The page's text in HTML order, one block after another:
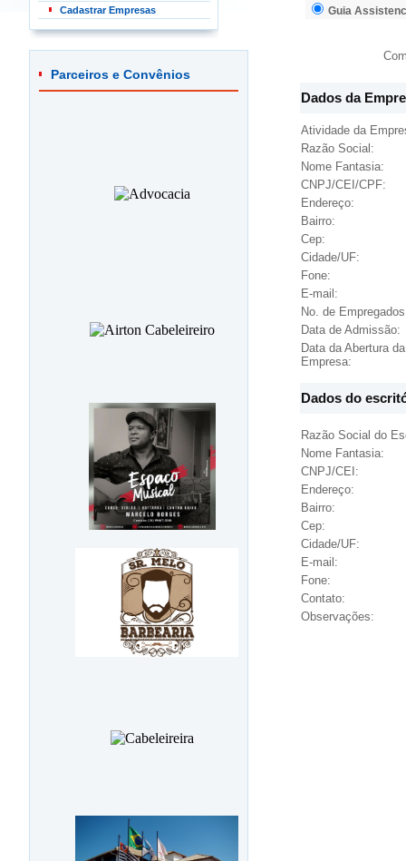
Cadastrar Empresas
Parceiros e Convênios
Guia
Dados da
Atividade da
Razão Social:
Nome Fantasia:
CNPJ/CEI/CPF:
Endereço:
Bairro:
Cep:
Cidade/UF:
Fone:
E-mail:
No. de
Data de Admissão:
Data da Abertura da
Empresa:
Dados do
Razão Social do
Nome Fantasia:
CNPJ/CEI:
Endereço:
Bairro:
Cep:
Cidade/UF:
E-mail:
Fone:
Contato:
Observações: